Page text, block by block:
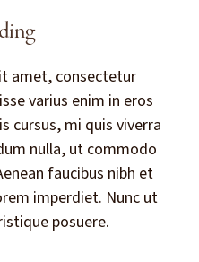
amet, consectetur
varius enim in eros
cursus, mi quis viverra
nulla, ut commodo
faucibus nibh et
imperdiet. Nunc ut
posuere.